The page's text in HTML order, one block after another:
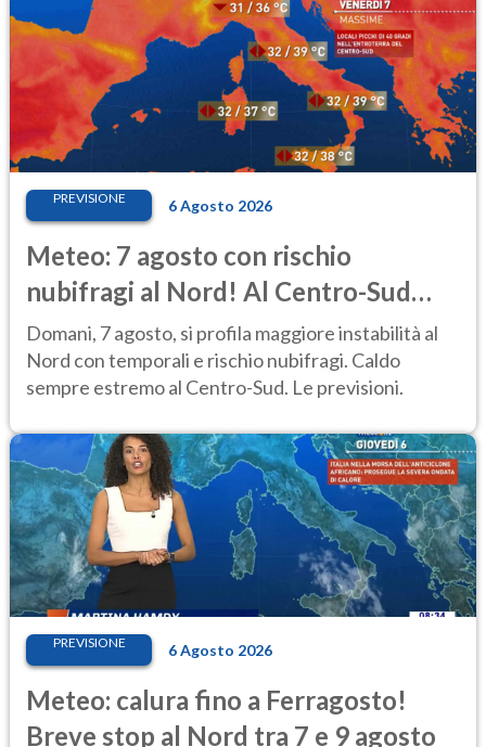
PREVISIONE 6 Agosto 2026
Meteo: 7 agosto con rischio
nubifragi al Nord! Al Centro-Sud
caldo estremo
Domani, 7 agosto, si profila maggiore instabilità al
Nord con temporali e rischio nubifragi. Caldo
sempre estremo al Centro-Sud. Le previsioni.
PREVISIONE 6 Agosto 2026
Meteo: calura fino a Ferragosto!
Breve stop al Nord tra 7 e 9 agosto